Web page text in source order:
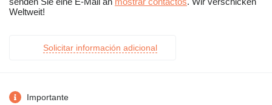
Weltweit!
Solicitar información adicional
Importante